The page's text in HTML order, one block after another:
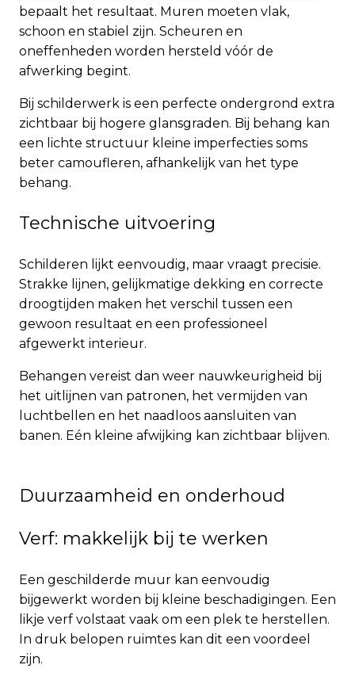
bepaalt het resultaat. Muren moeten vlak,
schoon en stabiel zijn. Scheuren en
oneffenheden worden hersteld vóór de
afwerking begint.
Bij schilderwerk is een perfecte ondergrond extra
zichtbaar bij hogere glansgraden. Bij behang kan
een lichte structuur kleine imperfecties soms
beter camoufleren, afhankelijk van het type
behang.
Technische uitvoering
Schilderen lijkt eenvoudig, maar vraagt precisie.
Strakke lijnen, gelijkmatige dekking en correcte
droogtijden maken het verschil tussen een
gewoon resultaat en een professioneel
afgewerkt interieur.
Behangen vereist dan weer nauwkeurigheid bij
het uitlijnen van patronen, het vermijden van
luchtbellen en het naadloos aansluiten van
banen. Eén kleine afwijking kan zichtbaar blijven.
Duurzaamheid en onderhoud
Verf: makkelijk bij te werken
Een geschilderde muur kan eenvoudig
bijgewerkt worden bij kleine beschadigingen. Een
likje verf volstaat vaak om een plek te herstellen.
In druk belopen ruimtes kan dit een voordeel
zijn.